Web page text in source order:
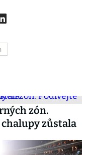
zón.
zůstala